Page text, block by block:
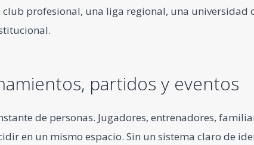
profesional, una liga regional, una universidad
partidos y eventos
de personas. Jugadores, entrenadores,
en un mismo espacio. Sin un sistema claro de